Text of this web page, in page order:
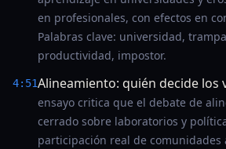
en profesionales, con efectos en
Palabras clave: universidad,
productividad, impostor.
4:51Alineamiento: quién decide los
ensayo critica que el debate de
cerrado sobre laboratorios y
participación real de comunidades